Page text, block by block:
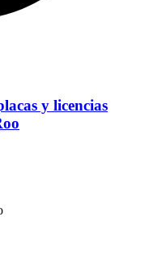
y licencias